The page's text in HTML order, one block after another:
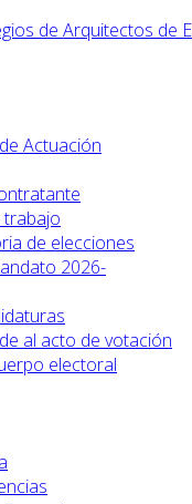
Actuación
trabajo
de elecciones
2026-
al acto de votación
electoral